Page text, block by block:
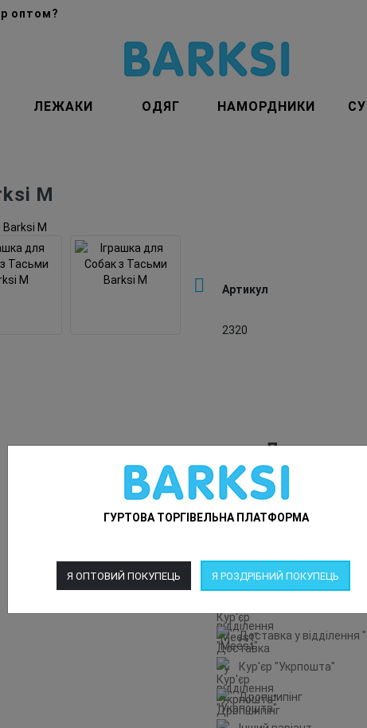
ГУРТОВА ТОРГІВЕЛЬНА ПЛАТФОРМА
Я ОПТОВИЙ ПОКУПЕЦЬ Я РОЗДРІБНИЙ ПОКУПЕЦЬ
оптом?
ЛЕЖАКИ ОДЯГ НАМОРДНИКИ
M
Артикул
2320
Доставка
Доставка у відділення
Кур'єр "Нова Пошта"
Доставка у відділення
Доставка у відділення
Кур'єр "Укрпошта"
Дропшипінг